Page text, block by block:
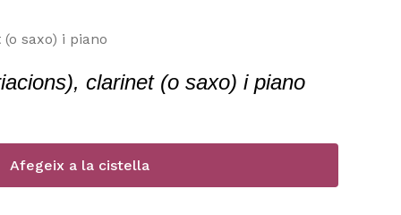
saxo) i piano
clarinet (o saxo) i piano
Afegeix a la cistella